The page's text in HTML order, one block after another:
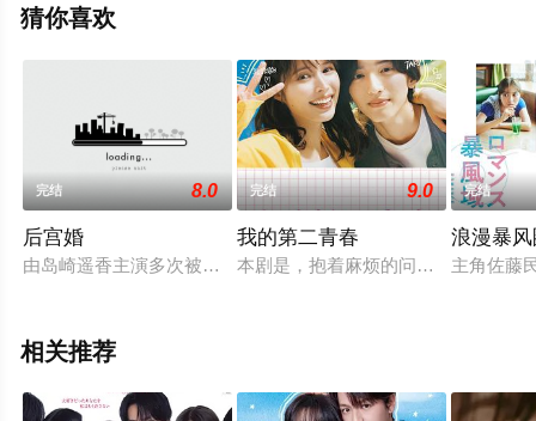
信息可移步至豆瓣电视剧、电视猫或剧情网等平台了解。
猜你喜欢
完结 8.0
后宫婚
由岛崎遥香主演多次被已婚男骗而发生婚外情的前园小春,剧情
完结 9.0
我的第二青春
本剧是，抱着麻烦的问题的30岁的主
完结
浪漫暴
主角佐藤
相关推荐